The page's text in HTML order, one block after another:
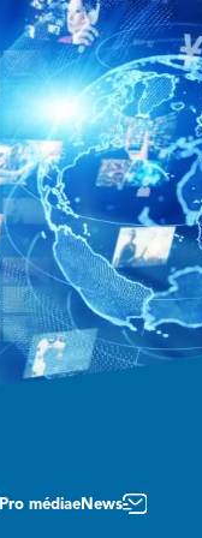
Pro médiaeNews